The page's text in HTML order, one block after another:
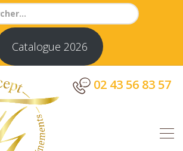
Catalogue 2026
02 43 56 83 57